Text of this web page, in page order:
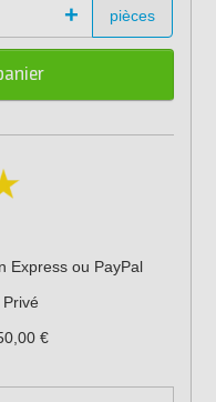
+ pièces
Express ou PayPal
€